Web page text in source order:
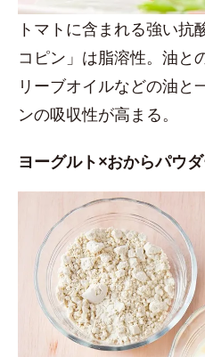
トマトに含まれる強い抗
コピン」は脂溶性。油と
リーブオイルなどの油と
ンの吸収性が高まる。
ヨーグルト×おからパウ